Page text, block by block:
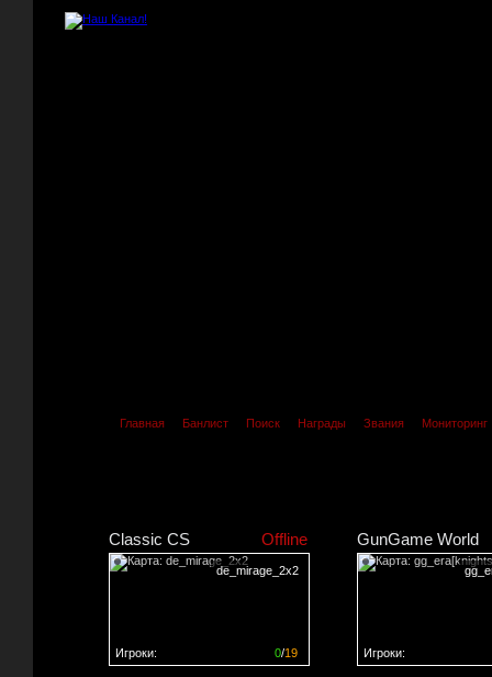
Главная Банлист Поиск Награды Звания Мониторинг
Classic CS Offline
de_mirage_2x2
0/19
Игроки:
GunGame World
Игроки: